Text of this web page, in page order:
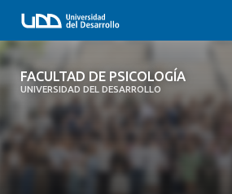
FACULTAD DE PSICOLOGÍA
UNIVERSIDAD DEL DESARROLLO
FACULTAD DE PSICOLOGÍA